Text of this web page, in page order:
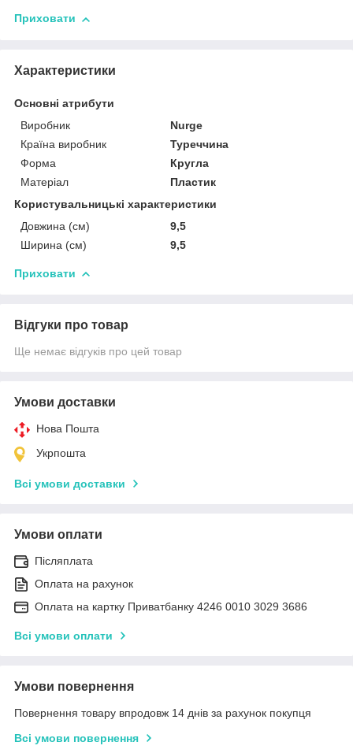
Приховати
Характеристики
Основні атрибути
Виробник
Nurge
Країна виробник
Туреччина
Форма
Кругла
Матеріал
Пластик
Користувальницькі характеристики
Довжина (см)
9,5
Ширина (см)
9,5
Приховати
Відгуки про товар
Ще немає відгуків про цей товар
Умови доставки
Нова Пошта
Укрпошта
Всі умови доставки
Умови оплати
Післяплата
Оплата на рахунок
Оплата на картку Приватбанку 4246 0010 3029 3686
Всі умови оплати
Умови повернення
Повернення товару впродовж 14 днів за рахунок покупця
Всі умови повернення